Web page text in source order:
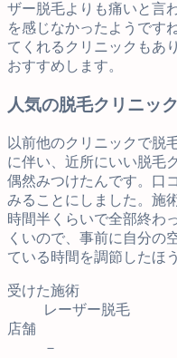
ザー脱毛よりも痛いと言
を感じなかったようです
てくれるクリニックもあ
おすすめします。
人気の脱毛クリニッ
以前他のクリニックで脱
に伴い、近所にいい脱毛
偶然みつけたんです。口
みることにしました。施
時間半くらいで全部終わ
くいので、事前に自分の
ている時間を調節したほ
受けた施術
レーザー脱毛
店舗
－